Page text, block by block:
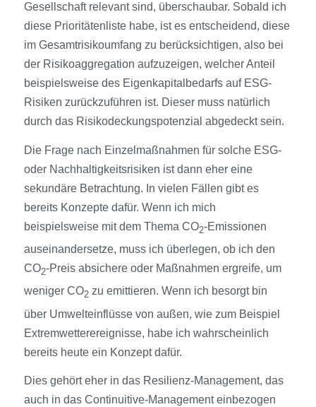
Gesellschaft relevant sind, überschaubar. Sobald ich
diese Prioritätenliste habe, ist es entscheidend, diese
im Gesamtrisikoumfang zu berücksichtigen, also bei
der Risikoaggregation aufzuzeigen, welcher Anteil
beispielsweise des Eigenkapitalbedarfs auf ESG-
Risiken zurückzuführen ist. Dieser muss natürlich
durch das Risikodeckungspotenzial abgedeckt sein.
Die Frage nach Einzelmaßnahmen für solche ESG-
oder Nachhaltigkeitsrisiken ist dann eher eine
sekundäre Betrachtung. In vielen Fällen gibt es
bereits Konzepte dafür. Wenn ich mich
beispielsweise mit dem Thema CO2-Emissionen
auseinandersetze, muss ich überlegen, ob ich den
CO2-Preis absichere oder Maßnahmen ergreife, um
weniger CO2zu emittieren. Wenn ich besorgt bin
über Umwelteinflüsse von außen, wie zum Beispiel
Extremwetterereignisse, habe ich wahrscheinlich
bereits heute ein Konzept dafür.
Dies gehört eher in das Resilienz-Management, das
auch in das Continuitive-Management einbezogen